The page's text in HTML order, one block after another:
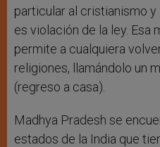
particular al cristianismo y
es violación de la ley. Esa
permite a cualquiera
religiones, llamándolo un
(regreso a casa).
Madhya Pradesh se
estados de la India que